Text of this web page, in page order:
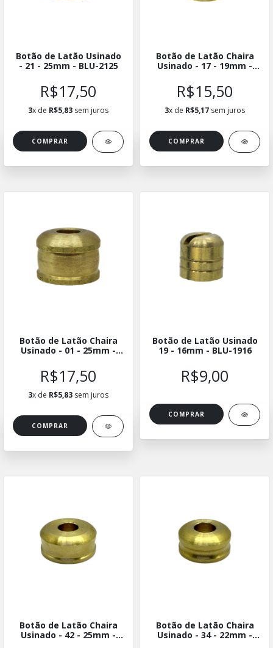
Botão de Latão Usinado
- 21 - 25mm - BLU-2125
R$17,50
3x de R$5,83 sem juros
Botão de Latão Chaira
Usinado - 17 - 19mm -
R$15,50
3x de R$5,17 sem juros
Botão de Latão Chaira
Usinado - 01 - 25mm -
R$17,50
3x de R$5,83 sem juros
Botão de Latão Usinado
19 - 16mm - BLU-1916
R$9,00
Botão de Latão Chaira
Usinado - 42 - 25mm -
Botão de Latão Chaira
Usinado - 34 - 22mm -